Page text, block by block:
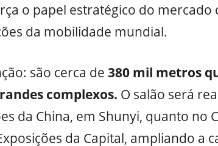
o papel estratégico do mercado
da mobilidade mundial.
são cerca de 380 mil metros
complexos. O salão será
da China, em Shunyi, quanto no
da Capital, ampliando a